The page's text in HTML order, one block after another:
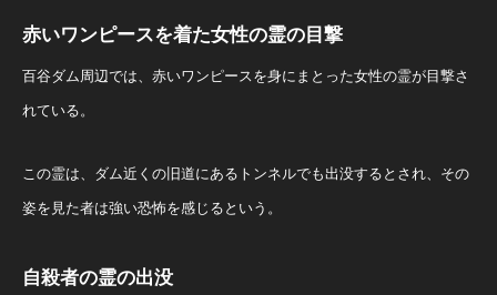
赤いワンピースを着た女性の霊の目撃
百谷ダム周辺では、赤いワンピースを身にまとった女性の霊が目撃さ
れている。
この霊は、ダム近くの旧道にあるトンネルでも出没するとされ、その
姿を見た者は強い恐怖を感じるという。 ​
自殺者の霊の出没